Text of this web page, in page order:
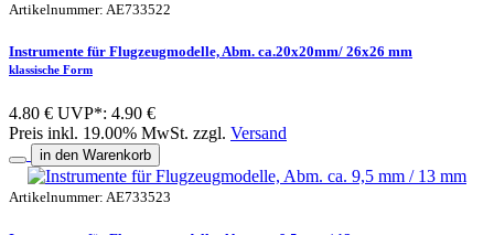
Artikelnummer: AE733522
Instrumente für Flugzeugmodelle, Abm. ca.20x20mm/ 26x26 mm
klassische Form
4.80 € UVP*: 4.90 €
Preis inkl. 19.00% MwSt. zzgl. Versand
in den Warenkorb
Artikelnummer: AE733523